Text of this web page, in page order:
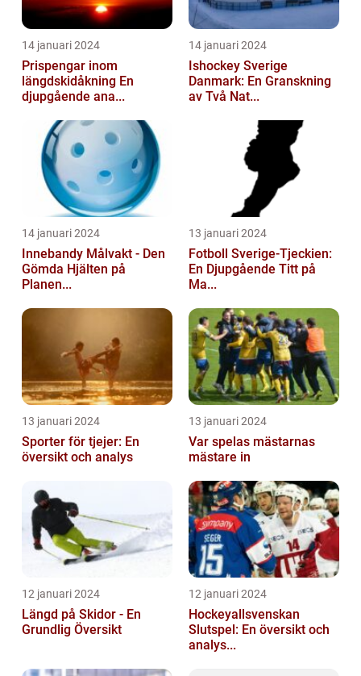
14 januari 2024
Prispengar inom
längdskidåkning En
djupgående ana...
14 januari 2024
Ishockey Sverige
Danmark: En Granskning
av Två Nat...
14 januari 2024
Innebandy Målvakt - Den
Gömda Hjälten på
Planen...
13 januari 2024
Fotboll Sverige-Tjeckien:
En Djupgående Titt på
Ma...
13 januari 2024
Sporter för tjejer: En
översikt och analys
13 januari 2024
Var spelas mästarnas
mästare in
12 januari 2024
Längd på Skidor - En
Grundlig Översikt
12 januari 2024
Hockeyallsvenskan
Slutspel: En översikt och
analys...